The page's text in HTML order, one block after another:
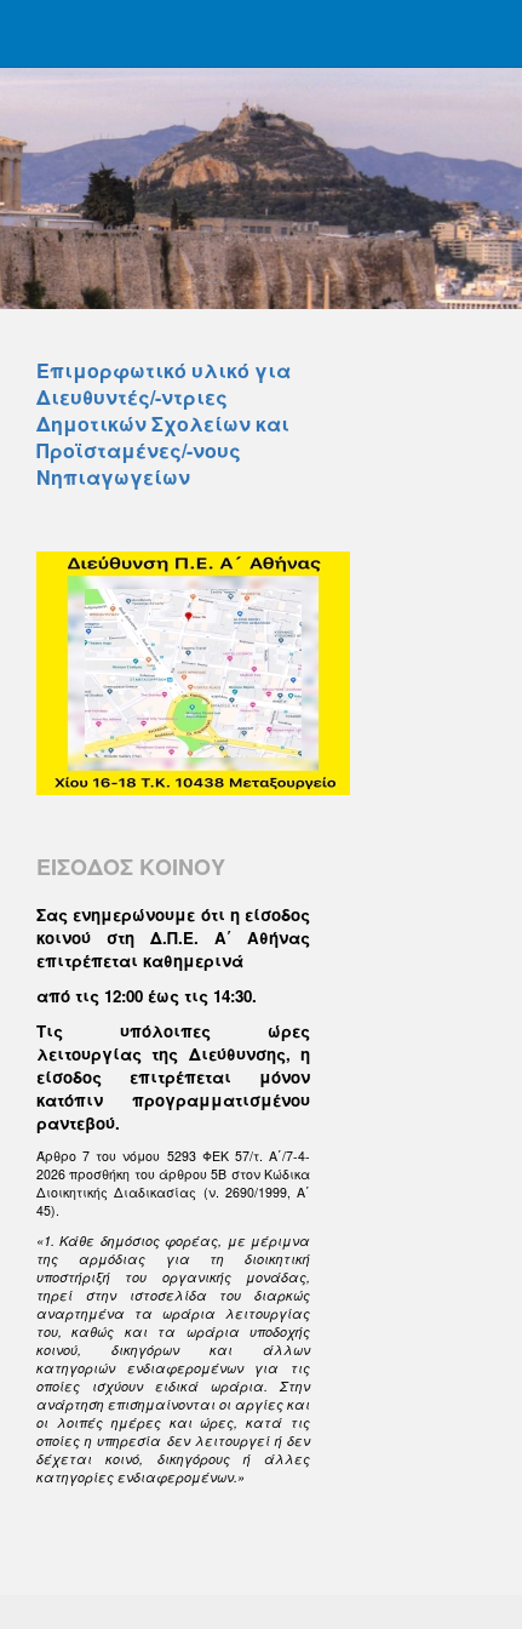
Επιμορφωτικό υλικό για
Διευθυντές/-ντριες
Δημοτικών Σχολείων και
Προϊσταμένες/-νους
Νηπιαγωγείων
ΕΙΣΟΔΟΣ ΚΟΙΝΟΥ
Σας ενημερώνουμε ότι η είσοδος
κοινού στη Δ.Π.Ε. Α΄ Αθήνας
επιτρέπεται καθημερινά
από τις 12:00 έως τις 14:30.
Τις υπόλοιπες ώρες
λειτουργίας της Διεύθυνσης, η
είσοδος επιτρέπεται μόνον
κατόπιν προγραμματισμένου
ραντεβού.
Άρθρο 7 του νόμου 5293 ΦΕΚ 57/τ. Α΄/7-4-
2026 προσθήκη του άρθρου 5Β στον Κώδικα
Διοικητικής Διαδικασίας (ν. 2690/1999, Α΄
45).
«1. Κάθε δημόσιος φορέας, με μέριμνα
της αρμόδιας για τη διοικητική
υποστήριξή του οργανικής μονάδας,
τηρεί στην ιστοσελίδα του διαρκώς
αναρτημένα τα ωράρια λειτουργίας
του, καθώς και τα ωράρια υποδοχής
κοινού, δικηγόρων και άλλων
κατηγοριών ενδιαφερομένων για τις
οποίες ισχύουν ειδικά ωράρια. Στην
ανάρτηση επισημαίνονται οι αργίες και
οι λοιπές ημέρες και ώρες, κατά τις
οποίες η υπηρεσία δεν λειτουργεί ή δεν
δέχεται κοινό, δικηγόρους ή άλλες
κατηγορίες ενδιαφερομένων.»